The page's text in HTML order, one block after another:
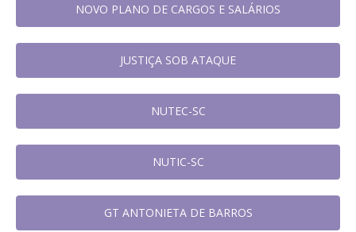
NOVO PLANO DE CARGOS E SALÁRIOS
JUSTIÇA SOB ATAQUE
NUTEC-SC
NUTIC-SC
GT ANTONIETA DE BARROS